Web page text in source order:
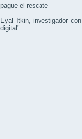
pague el rescate
Eyal Itkin, investigador
digital".